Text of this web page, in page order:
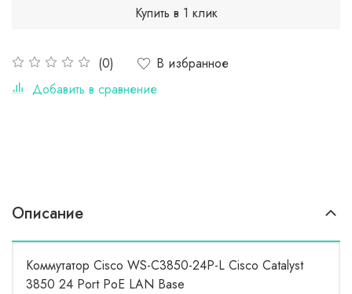
(0)
В избранное
Добавить в сравнение
Купить в 1 клик
Описание
Коммутатор Cisco WS-C3850-24P-L Cisco Catalyst
3850 24 Port PoE LAN Base